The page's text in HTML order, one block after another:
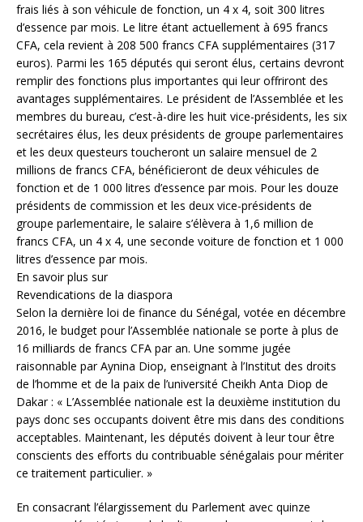
frais liés à son véhicule de fonction, un 4 x 4, soit 300 litres
d’essence par mois. Le litre étant actuellement à 695 francs
CFA, cela revient à 208 500 francs CFA supplémentaires (317
euros). Parmi les 165 députés qui seront élus, certains devront
remplir des fonctions plus importantes qui leur offriront des
avantages supplémentaires. Le président de l’Assemblée et les
membres du bureau, c’est-à-dire les huit vice-présidents, les six
secrétaires élus, les deux présidents de groupe parlementaires
et les deux questeurs toucheront un salaire mensuel de 2
millions de francs CFA, bénéficieront de deux véhicules de
fonction et de 1 000 litres d’essence par mois. Pour les douze
présidents de commission et les deux vice-présidents de
groupe parlementaire, le salaire s’élèvera à 1,6 million de
francs CFA, un 4 x 4, une seconde voiture de fonction et 1 000
litres d’essence par mois.
En savoir plus sur
Revendications de la diaspora
Selon la dernière loi de finance du Sénégal, votée en décembre
2016, le budget pour l’Assemblée nationale se porte à plus de
16 milliards de francs CFA par an. Une somme jugée
raisonnable par Aynina Diop, enseignant à l’Institut des droits
de l’homme et de la paix de l’université Cheikh Anta Diop de
Dakar : « L’Assemblée nationale est la deuxième institution du
pays donc ses occupants doivent être mis dans des conditions
acceptables. Maintenant, les députés doivent à leur tour être
conscients des efforts du contribuable sénégalais pour mériter
ce traitement particulier. »
En consacrant l’élargissement du Parlement avec quinze